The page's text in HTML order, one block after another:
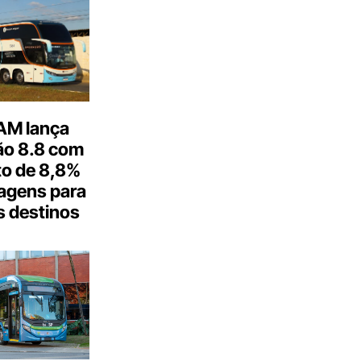
lança
8.8 com
de 8,8%
para
destinos